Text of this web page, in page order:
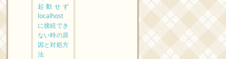
起動せず
localhost
に接続でき
ない時の原
因と対処方
法